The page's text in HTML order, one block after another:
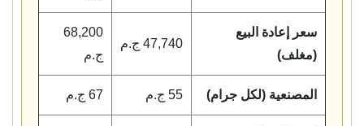
سعر إعادة البيع
(مغلف)
47,740 ج.م
68,200
ج.م
المصنعية (لكل جرام) 55 ج.م 67 ج.م